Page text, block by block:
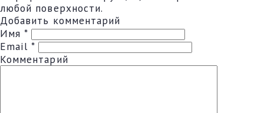
любой поверхности.
Добавить комментарий
Имя*
Email*
Комментарий